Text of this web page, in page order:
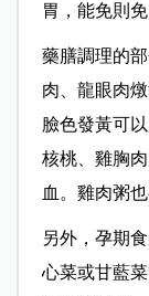
胃，能免則免
藥膳調理的
肉、龍眼肉
臉色發黃可
核桃、雞胸
血。雞肉粥
另外，孕期
心菜或甘藍